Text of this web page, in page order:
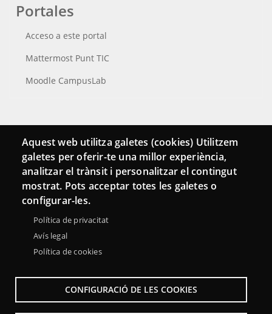
Portales
Acceso a este portal
Mattermost Punt TIC
Moodle CampusLab
Conecta
Contacto
Hemeroteca
Aquest web utilitza galetes (cookies) Utilitzem
galetes per oferir-te una millor experiència,
analitzar el trànsit i personalitzar el contingut
mostrat. Pots acceptar totes les galetes o
configurar-les.
Política de privacitat
Avís legal
Política de cookies
CONFIGURACIÓ DE LES COOKIES